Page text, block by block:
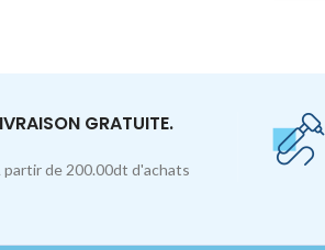
GRATUITE.
partir de 200.00dt d'achats